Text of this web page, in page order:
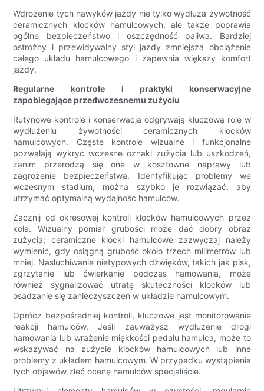
Wdrożenie tych nawyków jazdy nie tylko wydłuża żywotność
ceramicznych klocków hamulcowych, ale także poprawia
ogólne bezpieczeństwo i oszczędność paliwa. Bardziej
ostrożny i przewidywalny styl jazdy zmniejsza obciążenie
całego układu hamulcowego i zapewnia większy komfort
jazdy.
Regularne kontrole i praktyki konserwacyjne
zapobiegające przedwczesnemu zużyciu
Rutynowe kontrole i konserwacja odgrywają kluczową rolę w
wydłużeniu żywotności ceramicznych klocków
hamulcowych. Częste kontrole wizualne i funkcjonalne
pozwalają wykryć wczesne oznaki zużycia lub uszkodzeń,
zanim przerodzą się one w kosztowne naprawy lub
zagrożenie bezpieczeństwa. Identyfikując problemy we
wczesnym stadium, można szybko je rozwiązać, aby
utrzymać optymalną wydajność hamulców.
Zacznij od okresowej kontroli klocków hamulcowych przez
koła. Wizualny pomiar grubości może dać dobry obraz
zużycia; ceramiczne klocki hamulcowe zazwyczaj należy
wymienić, gdy osiągną grubość około trzech milimetrów lub
mniej. Nasłuchiwanie nietypowych dźwięków, takich jak pisk,
zgrzytanie lub ćwierkanie podczas hamowania, może
również sygnalizować utratę skuteczności klocków lub
osadzanie się zanieczyszczeń w układzie hamulcowym.
Oprócz bezpośredniej kontroli, kluczowe jest monitorowanie
reakcji hamulców. Jeśli zauważysz wydłużenie drogi
hamowania lub wrażenie miękkości pedału hamulca, może to
wskazywać na zużycie klocków hamulcowych lub inne
problemy z układem hamulcowym. W przypadku wystąpienia
tych objawów zleć ocenę hamulców specjaliście.